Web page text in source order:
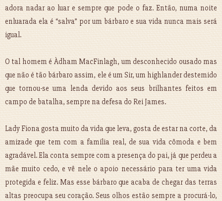
adora nadar ao luar e sempre que pode o faz. Então, numa noite
enluarada ela é “salva” por um bárbaro e sua vida nunca mais será
igual.
O tal homem é Àdham MacFinlagh, um desconhecido ousado mas
que não é tão bárbaro assim, ele é um Sir, um highlander destemido
que tornou-se uma lenda devido aos seus brilhantes feitos em
campo de batalha, sempre na defesa do Rei James.
Lady Fiona gosta muito da vida que leva, gosta de estar na corte, da
amizade que tem com a família real, de sua vida cômoda e bem
agradável. Ela conta sempre com a presença do pai, já que perdeu a
mãe muito cedo, e vê nele o apoio necessário para ter uma vida
protegida e feliz. Mas esse bárbaro que acaba de chegar das terras
altas preocupa seu coração. Seus olhos estão sempre a procurá-lo,